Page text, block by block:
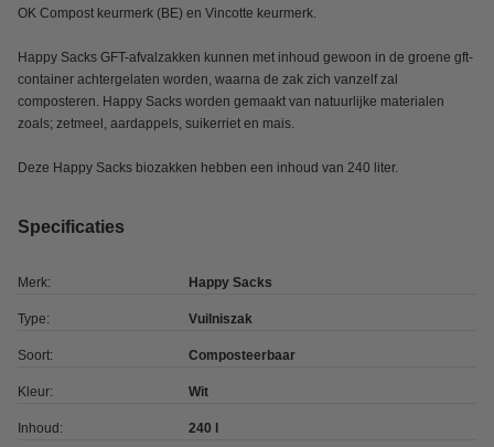
OK Compost keurmerk (BE) en Vincotte keurmerk.
Happy Sacks GFT-afvalzakken kunnen met inhoud gewoon in de groene gft-
container achtergelaten worden, waarna de zak zich vanzelf zal
composteren. Happy Sacks worden gemaakt van natuurlijke materialen
zoals; zetmeel, aardappels, suikerriet en mais.
Deze Happy Sacks biozakken hebben een inhoud van 240 liter.
Specificaties
Merk: Happy Sacks
Type: Vuilniszak
Soort: Composteerbaar
Kleur: Wit
Inhoud: 240 l